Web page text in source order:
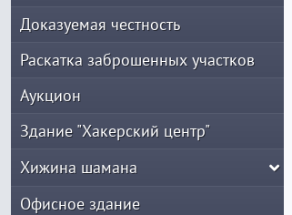
Доказуемая честность
Раскатка заброшенных участков
Аукцион
Здание "Хакерский центр"
Хижина шамана
Офисное здание